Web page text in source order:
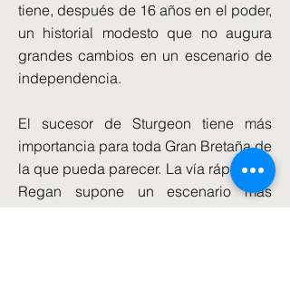
tiene, después de 16 años en el poder,
un historial modesto que no augura
grandes cambios en un escenario de
independencia.
El sucesor de Sturgeon tiene más
importancia para toda Gran Bretaña de
la que pueda parecer. La vía rápida de
Regan supone un escenario más